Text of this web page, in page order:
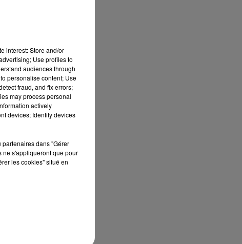
et
interest: Store and/or
Use profiles to
audiences through
personalise content; Use
fraud, and fix errors;
may process personal
actively
devices; Identify devices
partenaires dans "Gérer
ne s'appliqueront que pour
les cookies" situé en